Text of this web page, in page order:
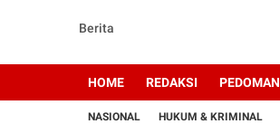
Berita
HOME REDAKSI
NASIONAL HUKUM & KRIMINAL